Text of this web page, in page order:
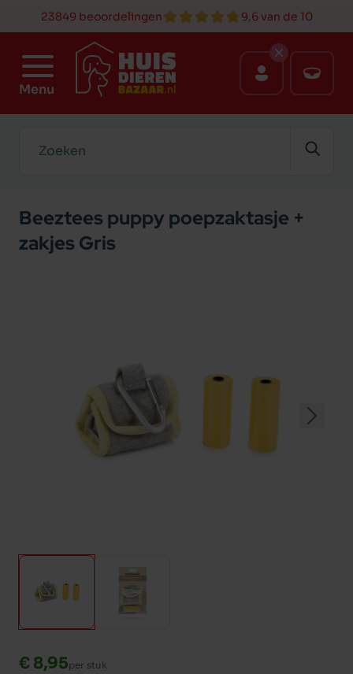
23849 beoordelingen 9,6 van de 10
Menu
Beeztees puppy poepzaktasje +
zakjes Gris
€ 8,95per stuk